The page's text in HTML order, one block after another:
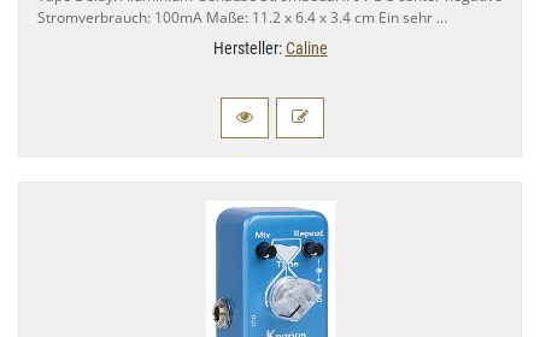
Stromverbrauch: 100mA Maße: 11.​2 x 6.​4 x 3.​4 cm Ein sehr …
Hersteller:Caline